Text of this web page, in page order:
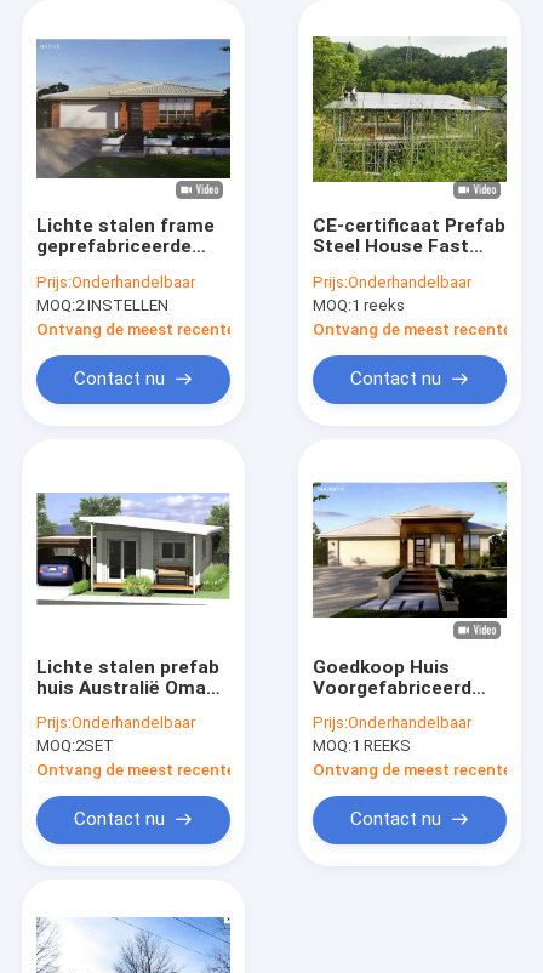
PrefabFlatgebouwen
Het mobiele Gebiedsziekenhuis
De hut
Lichte stalen frame
geprefabriceerde
eenverdieping
eengezinswoning
Prijs:Onderhandelbaar
MOQ:2 INSTELLEN
Ontvang de meest recente Prijs
Contact nu
CE-certificaat Prefab
Steel House Fast
Structure House Villa
Prijs:Onderhandelbaar
MOQ:1 reeks
Ontvang de meest recente
Contact nu
Lichte stalen prefab
huis Australië Oma
Moderne huizen
Prijs:Onderhandelbaar
MOQ:2SET
Ontvang de meest recente Prijs
Contact nu
Goedkoop Huis
Voorgefabriceerd
Huis
Eengezinswoning
Met Garage
Prijs:Onderhandelbaar
MOQ:1 REEKS
Ontvang de meest recente
Contact nu